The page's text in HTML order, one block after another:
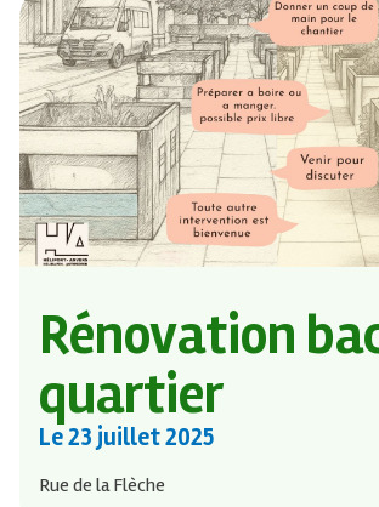
Rénovation
quartier
Le23 juillet 2025
Rue de la Flèche